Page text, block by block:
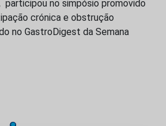
participou no simpósio promovido
crónica e obstrução
no GastroDigest da Semana